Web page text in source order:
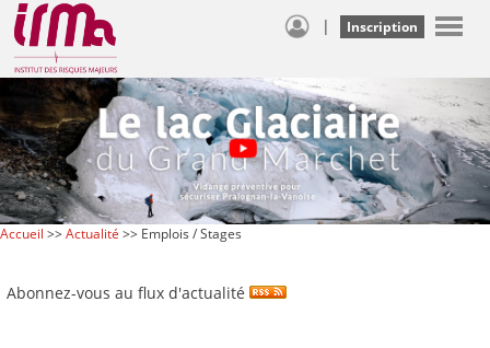
| Inscription
Accueil >>Actualité >> Emplois / Stages
Abonnez-vous au flux d'actualité